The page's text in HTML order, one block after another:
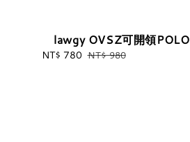
lawgy OVSZ可開領POLO
Sale
NT$ 780 Regular
NT$ 980